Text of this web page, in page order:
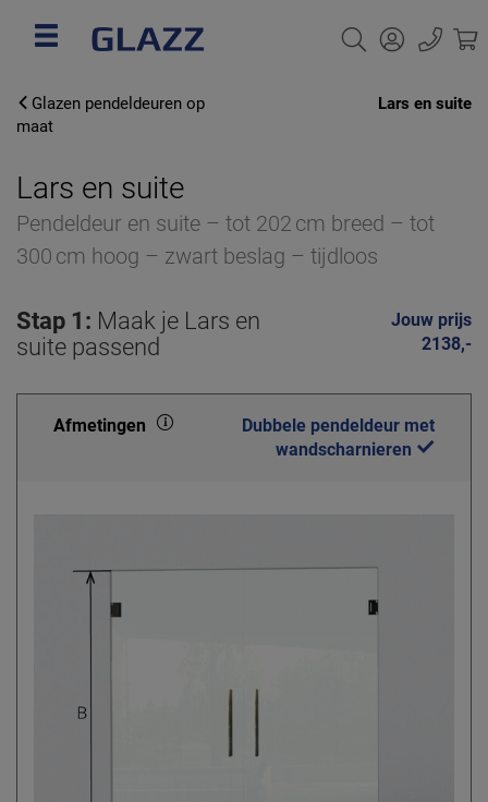
Glazen pendeldeuren op
maat
Lars en suite
Lars en suite
Pendeldeur en suite – tot 202 cm breed – tot
300 cm hoog – zwart beslag – tijdloos
Stap 1: Maak je Lars en
suite passend
Jouw prijs
2138,-
Afmetingen
Dubbele pendeldeur met
wandscharnieren